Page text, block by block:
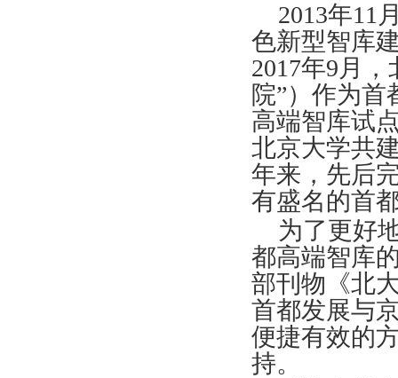
2013年11
色新型智库
2017年9月
院”）作为
高端智库试
北京大学共
年来，先后
有盛名的首
为了更好
都高端智库
部刊物《北
首都发展与
便捷有效的
持。